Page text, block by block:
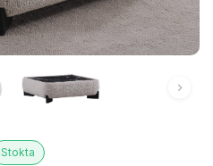
Stokta